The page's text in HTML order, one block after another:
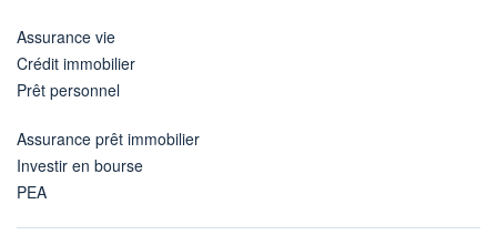
Assurance vie
Crédit immobilier
Prêt personnel
Assurance prêt immobilier
Investir en bourse
PEA